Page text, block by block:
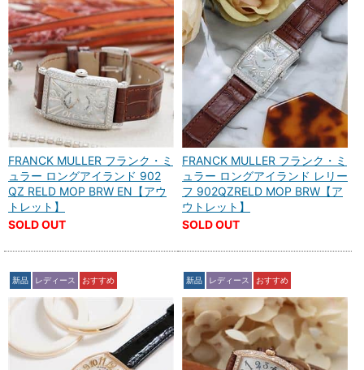
FRANCK MULLER フランク・ミ
ュラー ロングアイランド 902
QZ RELD MOP BRW EN【アウ
トレット】
SOLD OUT
FRANCK MULLER フランク・ミ
ュラー ロングアイランド レリー
フ 902QZRELD MOP BRW【ア
ウトレット】
SOLD OUT
新品 レディース おすすめ 新品 レディース おすすめ